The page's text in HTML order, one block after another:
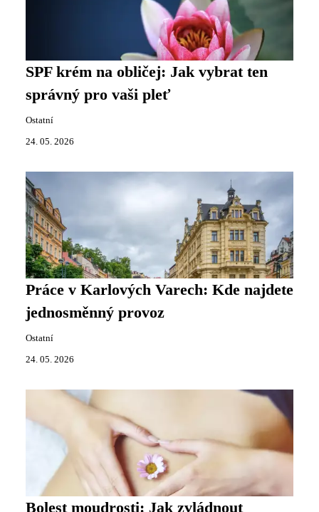
SPF krém na obličej: Jak vybrat ten
správný pro vaši pleť
Ostatní
24. 05. 2026
Práce v Karlových Varech: Kde najdete
jednosměnný provoz
Ostatní
24. 05. 2026
Bolest moudrosti: Jak zvládnout